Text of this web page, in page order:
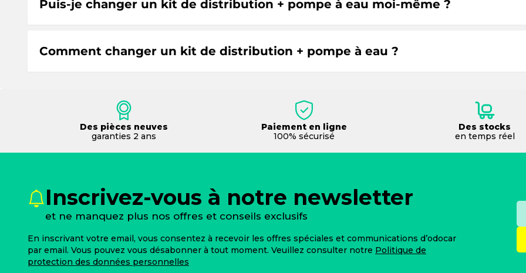
Puis-je changer un kit de distribution + pompe à eau moi-même ?
Comment changer un kit de distribution + pompe à eau ?
Des pièces neuves
garanties 2 ans
Paiement en ligne
100% sécurisé
Des stocks
en temps réel
Inscrivez-vous à notre newsletter
et ne manquez plus nos offres et conseils exclusifs
En inscrivant votre email, vous consentez à recevoir les offres spéciales et communications d’odocar
par email. Vous pouvez vous désabonner à tout moment. Veuillez consulter notre Politique de
protection des données personnelles